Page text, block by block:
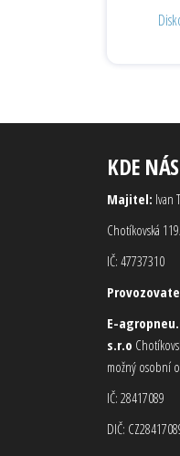
KDE
Majitel: Ivan
Chotíkovská
IČ: 47737310
E-
s.r.o
možný osobní
IČ: 28417089
DIČ: